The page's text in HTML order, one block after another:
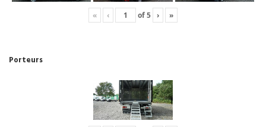
« ‹ of5 › »
Porteurs